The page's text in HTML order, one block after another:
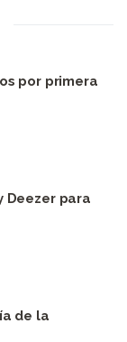
por primera
Deezer para
de la